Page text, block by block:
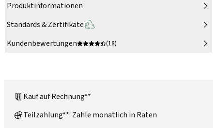
Produktinformationen
Standards & Zertifikate
Kundenbewertungen
(18)
Kauf auf Rechnung**
Teilzahlung**: Zahle monatlich in Raten